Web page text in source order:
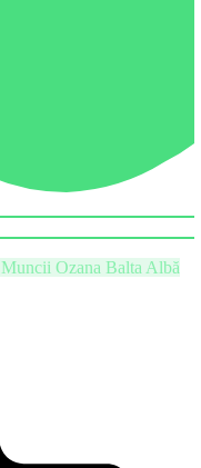
Muncii Ozana Balta Albă